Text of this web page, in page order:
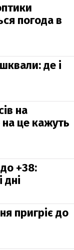
погода в
де і
на
це кажуть
+38:
пригріє до